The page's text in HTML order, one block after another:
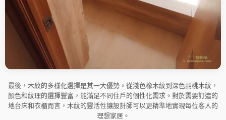
最後，木紋的多樣化選擇是其一大優勢。從淺色橡木紋到深色胡桃木紋，
顏色和紋理的選擇豐富，能滿足不同住戶的個性化需求。對於需要訂造的
地台床和衣櫃而言，木紋的靈活性讓設計師可以更精準地實現每位客人的
理想家居。